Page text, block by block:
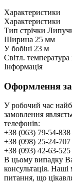
Характеристики
Характеристики
Тип стрічки
Ширина 25 мм
У бобіні 23 м
Світл. температура
Інформація
Оформлення
У робочий час
замовлення
телефонів:
+38 (063) 79-54-838
+38 (098) 25-24-707
+38 (093) 42-63-525
В цьому випадку
консультація. Наші
питання, що